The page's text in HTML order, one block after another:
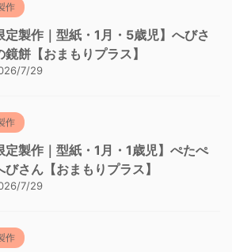
作
定製作｜型紙・1月・5歳児】へびさ
鏡餅【おまもりプラス】
7/29
作
定製作｜型紙・1月・1歳児】ぺたぺ
びさん【おまもりプラス】
7/29
作